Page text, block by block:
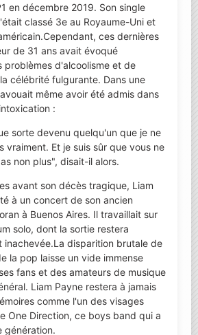
en décembre 2019. Son single
classé 3e au Royaume-Uni et
ces dernières
de 31 ans avait évoqué
problèmes d'alcoolisme et de
célébrité fulgurante. Dans une
même avoir été admis dans
:
sorte devenu quelqu'un que je ne
vraiment. Et je suis sûr que vous ne
non plus", disait-il alors.
avant son décès tragique, Liam
à un concert de son ancien
à Buenos Aires. Il travaillait sur
solo, dont la sortie restera
inachevée.La disparition brutale de
la pop laisse un vide immense
fans et des amateurs de musique
Liam Payne restera à jamais
comme l'un des visages
One Direction, ce boys band qui a
génération.